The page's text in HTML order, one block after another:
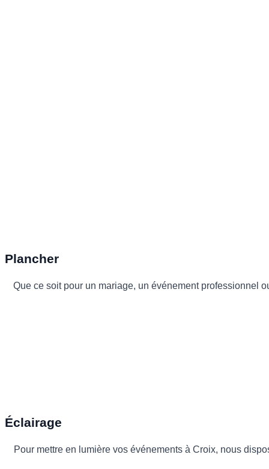
Plancher
Que ce soit pour un mariage, un événement professionnel
Éclairage
Pour mettre en lumière vos événements à Croix, nous